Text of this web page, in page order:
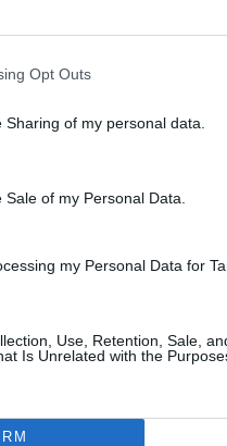
Opt Outs
of my personal data.
of my Personal Data.
my Personal Data for
Use, Retention, Sale,
Is Unrelated with the